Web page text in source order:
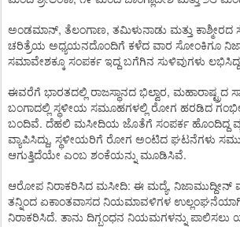
ಅಂಡಮಾನ್, ತೆಲಂಗಾಣ, ತಮಿಳುನಾಡು ಮತ್ತು ಕಾಶ್ಮೀರದ
ಚರಿತ್ರೆಯ ಅಧ್ಯಯನದೊಂದಿಗೆ ಕಳೆದ ವಾರ ಸೋಂಕಿಗೂ
ಸಮಾವೇಶಕ್ಕೂ ಸಂಪರ್ಕ ಇದ್ದ ಬಗೆಗಿನ ಸುಳಿವುಗಳು
ಈವರೆಗೆ ಭಾರತದಲ್ಲಿ ರಾಜಸ್ಥಾನದ ಭಿಲ್ವಾರ, ಮಹಾರಾಷ್ಟ್ರದ
ಬಂಗಾದಲ್ಲಿ ಸ್ಥಳೀಯ ಸಮೂಹಗಳಲ್ಲಿ ರೋಗ ಹರಡಿದ
ಬಂದಿವೆ. ದೆಹಲಿ ಮಸೀದಿಯ ಜೊತೆಗೆ ಸಂಪರ್ಕ ಹೊಂದಿದ್ದ
ವ್ಯಾಪಿಸಿದ್ದು, ಸ್ಥಳೀಯರಿಗೆ ರೋಗ ಅಂಟಿದ ಘಟನೆಗಳು
ಆಗುತ್ತಿದೆಯೇ ಎಂಬ ಶಂಕೆಯನ್ನು ಮೂಡಿಸಿವೆ.
ಆರೋಪ ನಿರಾಕರಿಸಿದ ಮಸೀದಿ: ಈ ಮದ್ಯೆ, ನಿಜಾಮುದ್ದೀನ್
ತನ್ನಿಂದ ಏಕಾಂತವಾಸದ ನಿಯಮಾವಳಿಗಳ
ನಿರಾಕರಿಸಿದೆ. ತಾನು ದಿಗ್ಬಂಧನ ನಿಯಮಗಳನ್ನು ಪಾಲಿಸಲು